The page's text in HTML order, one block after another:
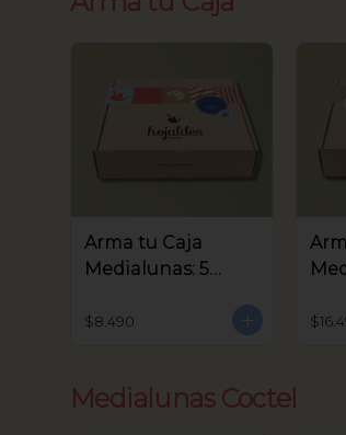
Arma tu Caja
Medialunas: 5
$8.490
Medialunas Coctel